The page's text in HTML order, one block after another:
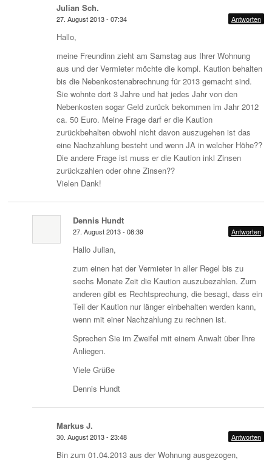
Julian Sch.
27. August 2013 - 07:34 Antworten
Hallo,
meine Freundinn zieht am Samstag aus Ihrer Wohnung
aus und der Vermieter möchte die kompl. Kaution behalten
bis die Nebenkostenabrechnung für 2013 gemacht sind.
Sie wohnte dort 3 Jahre und hat jedes Jahr von den
Nebenkosten sogar Geld zurück bekommen im Jahr 2012
ca. 50 Euro. Meine Frage darf er die Kaution
zurückbehalten obwohl nicht davon auszugehen ist das
eine Nachzahlung besteht und wenn JA in welcher Höhe??
Die andere Frage ist muss er die Kaution inkl Zinsen
zurückzahlen oder ohne Zinsen??
Vielen Dank!
Dennis Hundt
27. August 2013 - 08:39 Antworten
Hallo Julian,
zum einen hat der Vermieter in aller Regel bis zu
sechs Monate Zeit die Kaution auszubezahlen. Zum
anderen gibt es Rechtsprechung, die besagt, dass ein
Teil der Kaution nur länger einbehalten werden kann,
wenn mit einer Nachzahlung zu rechnen ist.
Sprechen Sie im Zweifel mit einem Anwalt über Ihre
Anliegen.
Viele Grüße
Dennis Hundt
Markus J.
30. August 2013 - 23:48 Antworten
Bin zum 01.04.2013 aus der Wohnung ausgezogen,